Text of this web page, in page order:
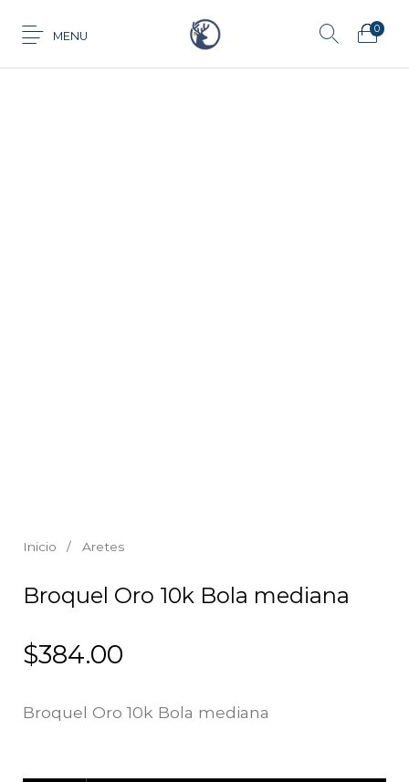
MENU
0
Inicio / Aretes
Broquel Oro 10k Bola mediana
$384.00
Broquel Oro 10k Bola mediana